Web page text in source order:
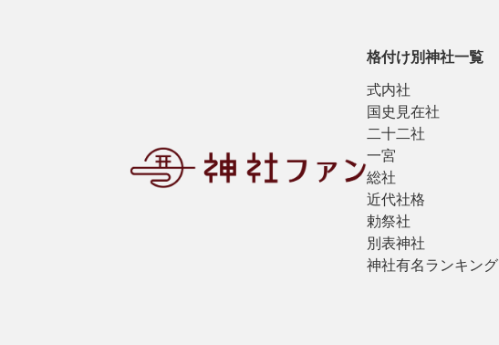
格付け別神社一覧
式内社
国史見在社
二十二社
一宮
総社
近代社格
勅祭社
別表神社
神社有名ランキング